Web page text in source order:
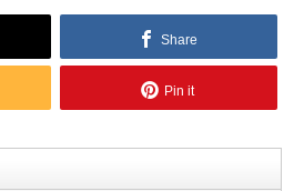
Share
Pin it